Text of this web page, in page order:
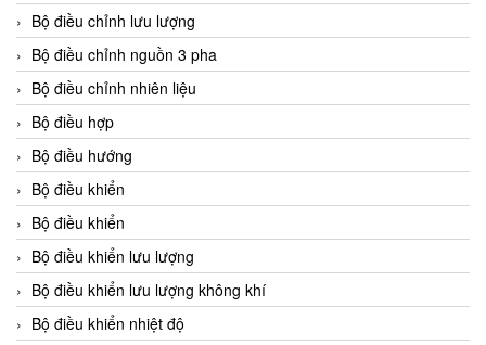
Bộ điều chỉnh lưu lượng
Bộ điều chỉnh nguồn 3 pha
Bộ điều chỉnh nhiên liệu
Bộ điều hợp
Bộ điều hướng
Bộ điều khiển
Bộ điều khiển
Bộ điều khiển lưu lượng
Bộ điều khiển lưu lượng không khí
Bộ điều khiển nhiệt độ